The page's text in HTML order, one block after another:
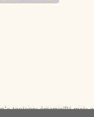
toujours émerveillé mais